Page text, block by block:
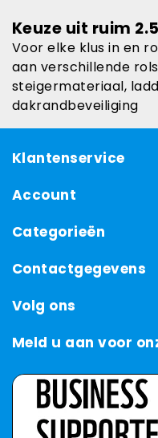
Keuze uit ruim
Voor elke klus in en
aan verschillende
steigermateriaal,
dakrandbeveiliging
Klantenservice
Account
Categorieën
Contactgegevens
Volg ons
Meld u aan voor